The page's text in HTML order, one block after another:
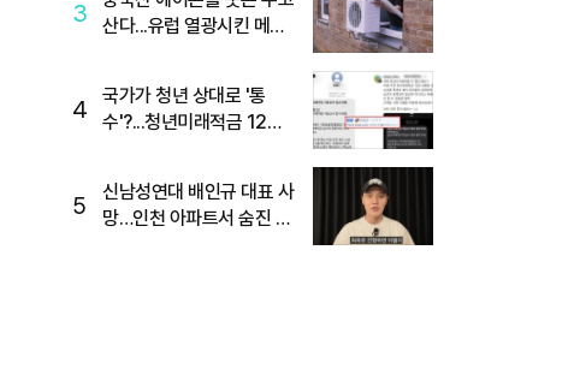
3
산다...유럽 열광시킨 메이
4
국가가 청년 상대로 '통
수'?...청년미래적금 12%
5
신남성연대 배인규 대표 사
망…인천 아파트서 숨진 채